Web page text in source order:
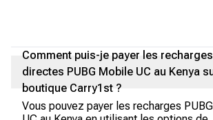
Comment puis-je payer les recharges
directes PUBG Mobile UC au Kenya
boutique Carry1st ?
Vous pouvez payer les recharges